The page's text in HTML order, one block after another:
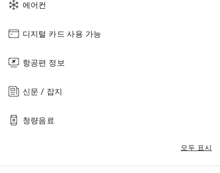
Thursday
Friday
Sunday
에어컨
디지털 카드 사용 가능
항공편 정보
신문 / 잡지
청량음료
모두 표시